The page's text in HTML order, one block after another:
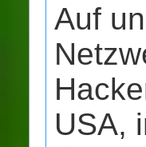
Auf
USA,